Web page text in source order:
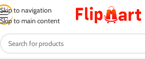
Skip to navigation
Skip to main content